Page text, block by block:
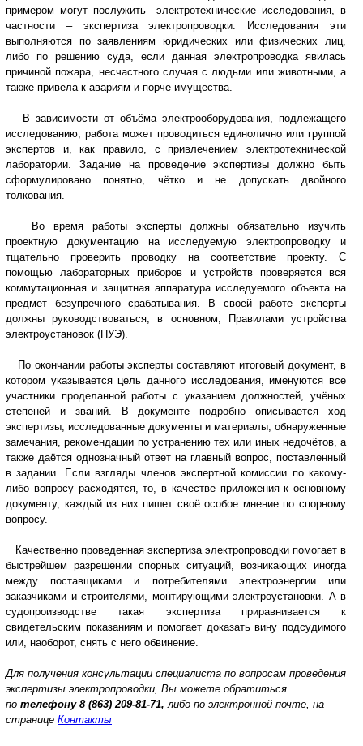
примером могут послужить электротехнические исследования, в
частности – экспертиза электропроводки. Исследования эти
выполняются по заявлениям юридических или физических лиц,
либо по решению суда, если данная электропроводка явилась
причиной пожара, несчастного случая с людьми или животными, а
также привела к авариям и порче имущества.
В зависимости от объёма электрооборудования, подлежащего
исследованию, работа может проводиться единолично или группой
экспертов и, как правило, с привлечением электротехнической
лаборатории. Задание на проведение экспертизы должно быть
сформулировано понятно, чётко и не допускать двойного
толкования.
Во время работы эксперты должны обязательно изучить
проектную документацию на исследуемую электропроводку и
тщательно проверить проводку на соответствие проекту. С
помощью лабораторных приборов и устройств проверяется вся
коммутационная и защитная аппаратура исследуемого объекта на
предмет безупречного срабатывания. В своей работе эксперты
должны руководствоваться, в основном, Правилами устройства
электроустановок (ПУЭ).
По окончании работы эксперты составляют итоговый документ, в
котором указывается цель данного исследования, именуются все
участники проделанной работы с указанием должностей, учёных
степеней и званий. В документе подробно описывается ход
экспертизы, исследованные документы и материалы, обнаруженные
замечания, рекомендации по устранению тех или иных недочётов, а
также даётся однозначный ответ на главный вопрос, поставленный
в задании. Если взгляды членов экспертной комиссии по какому-
либо вопросу расходятся, то, в качестве приложения к основному
документу, каждый из них пишет своё особое мнение по спорному
вопросу.
Качественно проведенная экспертиза электропроводки помогает в
быстрейшем разрешении спорных ситуаций, возникающих иногда
между поставщиками и потребителями электроэнергии или
заказчиками и строителями, монтирующими электроустановки. А в
судопроизводстве такая экспертиза приравнивается к
свидетельским показаниям и помогает доказать вину подсудимого
или, наоборот, снять с него обвинение.
Для получения консультации специалиста по вопросам проведения
экспертизы электропроводки, Вы можете обратиться
по телефону 8 (863) 209-81-71, либо по электронной почте, на
странице Контакты